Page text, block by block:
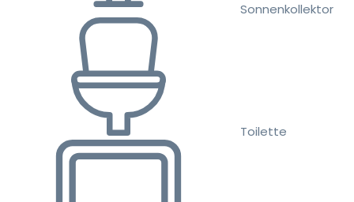
Sonnenkollektor
Toilette